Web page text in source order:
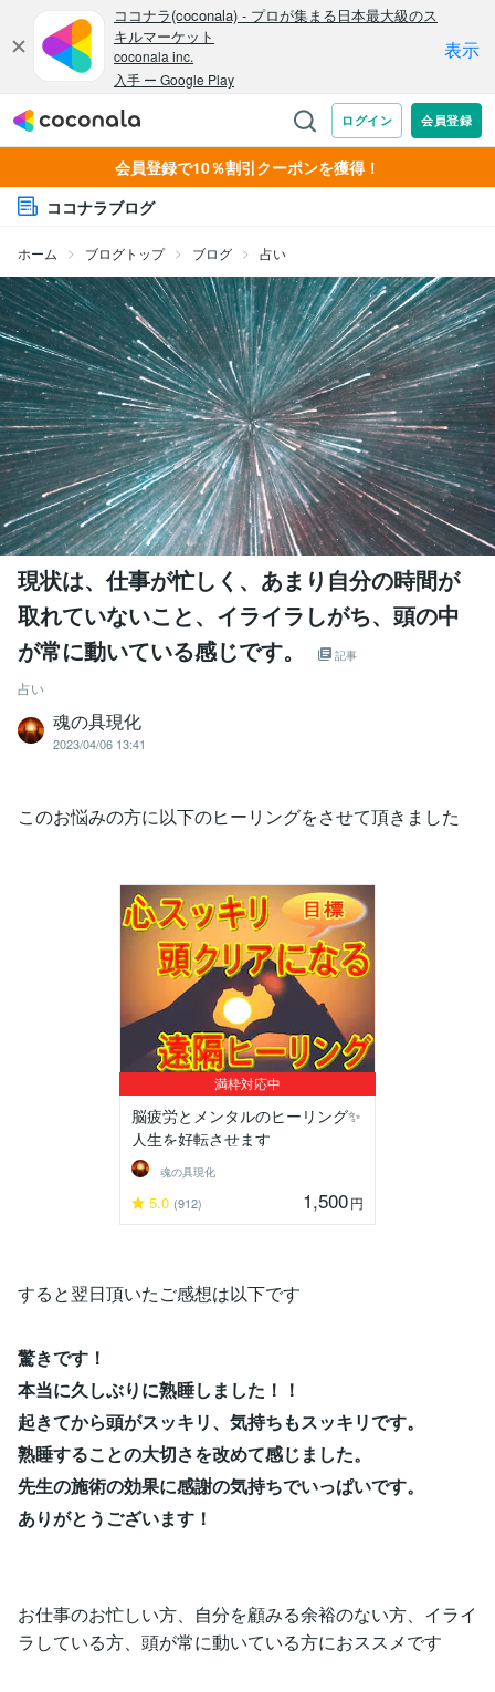
会員登録で10％割引クーポンを獲得！
ココナラブログ
ホーム ブログトップ ブログ 占い
現状は、仕事が忙しく、あまり自分の時間が
取れていないこと、イライラしがち、頭の中
が常に動いている感じです。
記事
占い
魂の具現化
2023/04/06 13:41
このお悩みの方に以下のヒーリングをさせて頂きました
満枠対応中
脳疲労とメンタルのヒーリング✨
人生を好転させます
魂の具現化
5.0 (912) 1,500円
すると翌日頂いたご感想は以下です
驚きです！
本当に久しぶりに熟睡しました！！
起きてから頭がスッキリ、気持ちもスッキリです。
熟睡することの大切さを改めて感じました。
先生の施術の効果に感謝の気持ちでいっぱいです。
ありがとうございます！
お仕事のお忙しい方、自分を顧みる余裕のない方、イライ
ラしている方、頭が常に動いている方におススメです